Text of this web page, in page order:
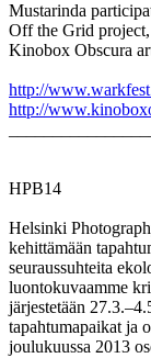
Mustarinda
Off the Grid project,
Kinobox Obscura
http://
http://
HPB14
Helsinki
kehittämään
seuraussuhteita
luontokuvaamme
järjestetään
tapahtumapaikat ja
joulukuussa 2013